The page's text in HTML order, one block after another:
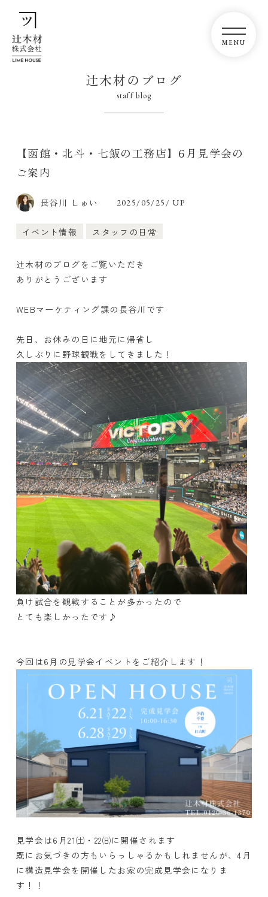
辻木材のブログ
staff blog
【函館・北斗・七飯の工務店】6月見学会の
ご案内
長谷川 しゅい 2025/05/25/ UP
イベント情報 スタッフの日常
辻木材のブログをご覧いただき
ありがとうございます
WEBマーケティング課の長谷川です
先日、お休みの日に地元に帰省し
久しぶりに野球観戦をしてきました！
負け試合を観戦することが多かったので
とても楽しかったです♪
今回は6月の見学会イベントをご紹介します！
見学会は6月21㈯・22㈰に開催されます
既にお気づきの方もいらっしゃるかもしれませんが、4月
に構造見学会を開催したお家の完成見学会になりま
す！！